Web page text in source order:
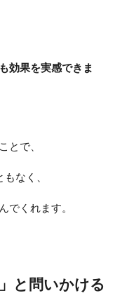
効果を実感できま
で、
なく、
くれます。
と問いかける